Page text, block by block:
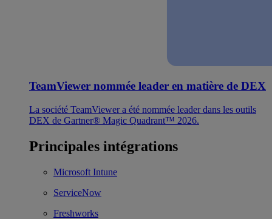
TeamViewer nommée leader en matière de DEX
La société TeamViewer a été nommée leader dans les outils
DEX de Gartner® Magic Quadrant™ 2026.
Principales intégrations
Microsoft Intune
ServiceNow
Freshworks